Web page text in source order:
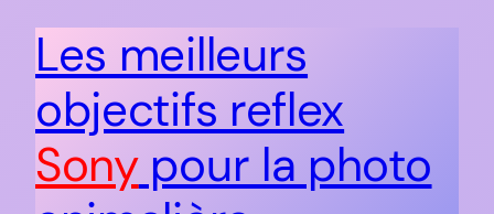
Les meilleurs
objectifs reflex
Sonypour la photo